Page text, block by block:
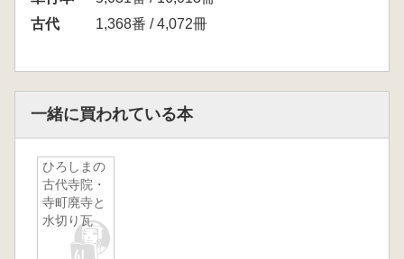
古代
1,368番 / 4,072冊
一緒に買われている本
ひろしまの
古代寺院・
寺町廃寺と
水切り瓦